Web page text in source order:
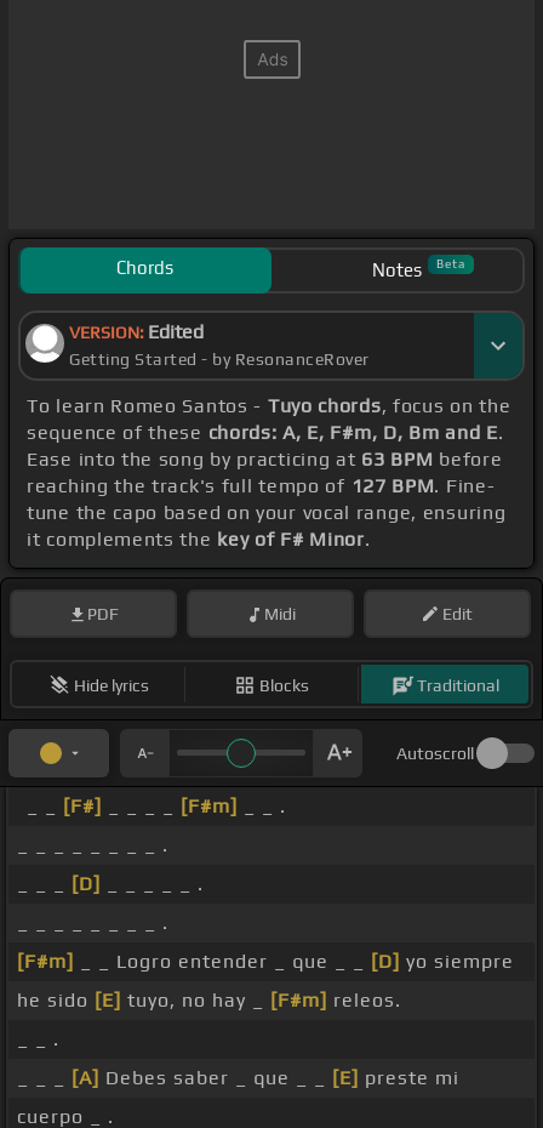
Chords Notes Beta
VERSION: Edited
Getting Started - by ResonanceRover
To learn Romeo Santos - Tuyo chords, focus on the
sequence of these chords: A, E, F#m, D, Bm and E.
Ease into the song by practicing at 63 BPM before
reaching the track's full tempo of 127 BPM. Fine-
tune the capo based on your vocal range, ensuring
it complements the key of F# Minor.
PDF Midi Edit
Hide lyrics Blocks Traditional
Autoscroll
[F#] [F#m]
_ _ .
_ _ _ _ _ _ _ _ .
[D]
_ _ _ _ _ .
_ _ _ _ _ _ _ _ .
[F#m]
_ _ Logro entender _ que _ _ [D] yo siempre
he sido [E] tuyo, no hay _ [F#m] releos.
_ _ .
[A] Debes saber _ que _ _ [E] preste mi
cuerpo _ .